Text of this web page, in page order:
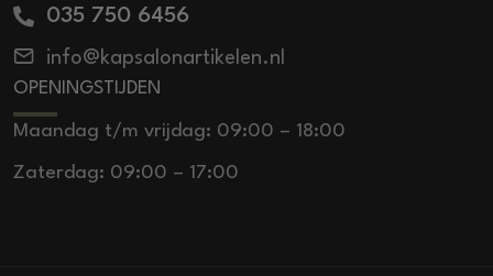
035 750 6456
info@kapsalonartikelen.nl
OPENINGSTIJDEN
Maandag t/m vrijdag: 09:00 – 18:00
Zaterdag: 09:00 – 17:00